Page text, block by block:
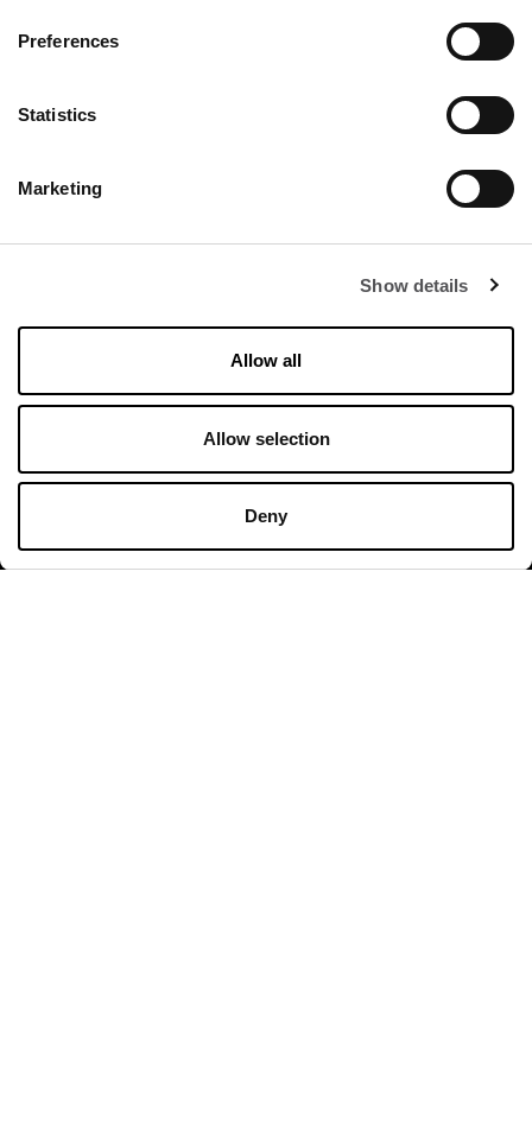
Preferences
Statistics
Marketing
Show details
Allow all
Allow selection
Deny
FRANCIACORTA
DESIGNER VILLAGE
Negozi
Lunedì - Domenica 10:00 - 20:00
Ristoranti & Caffé